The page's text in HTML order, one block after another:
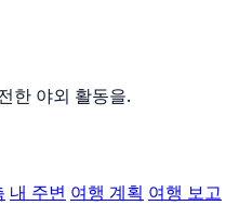
한 야외 활동을.
내 주변 여행 계획 여행 보고